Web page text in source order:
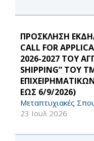
ΠΡΟΣΚΛΗΣΗ
CALL FOR
2026-2027 ΤΟΥ
SHIPPING” ΤΟΥ
ΕΩΣ 6/9/2026)
Μεταπτυχιακές
23 Ιουλ 2026